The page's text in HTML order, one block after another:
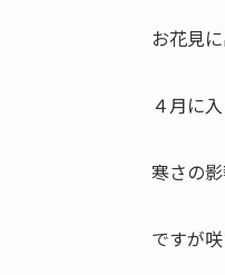
お花見
４月に
寒さの
ですが